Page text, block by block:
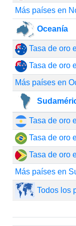
Más países en
Oceanía
Tasa de oro
Tasa de oro
Más países en
Tasa de oro
Tasa de oro
Tasa de oro
Más países en
Todos los